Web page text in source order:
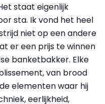
staat eigenlijk
sta. Ik vond het heel
niet op een andere
er een prijs te winnen
banketbakker. Elke
van brood
elementen waar hij
eerlijkheid,